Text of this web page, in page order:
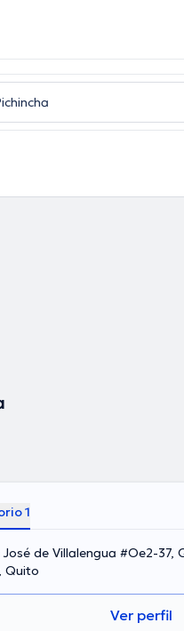
1
#Oe2-37, Quito, 170521, Pichincha,
Quito
Ver perfil